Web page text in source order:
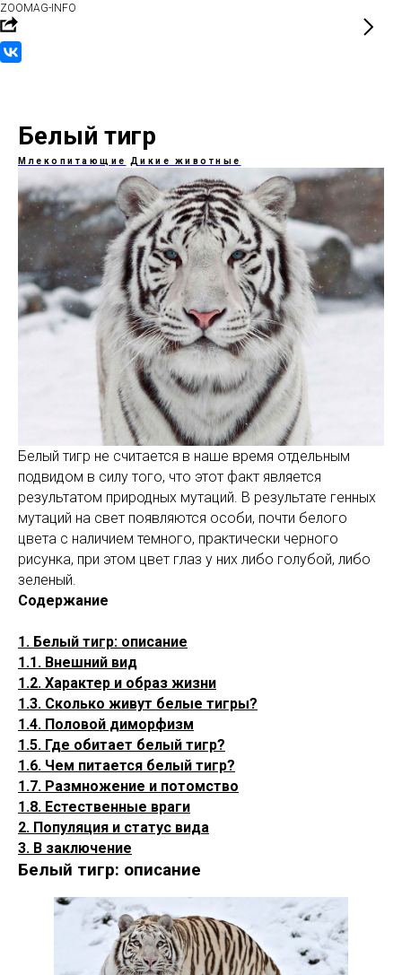
ZOOMAG-INFO
Белый тигр
Млекопитающие Дикие животные
Белый тигр не считается в наше время отдельным
подвидом в силу того, что этот факт является
результатом природных мутаций. В результате генных
мутаций на свет появляются особи, почти белого
цвета с наличием темного, практически черного
рисунка, при этом цвет глаз у них либо голубой, либо
зеленый.
Содержание
1. Белый тигр: описание
1.1. Внешний вид
1.2. Характер и образ жизни
1.3. Сколько живут белые тигры?
1.4. Половой диморфизм
1.5. Где обитает белый тигр?
1.6. Чем питается белый тигр?
1.7. Размножение и потомство
1.8. Естественные враги
2. Популяция и статус вида
3. В заключение
Белый тигр: описание